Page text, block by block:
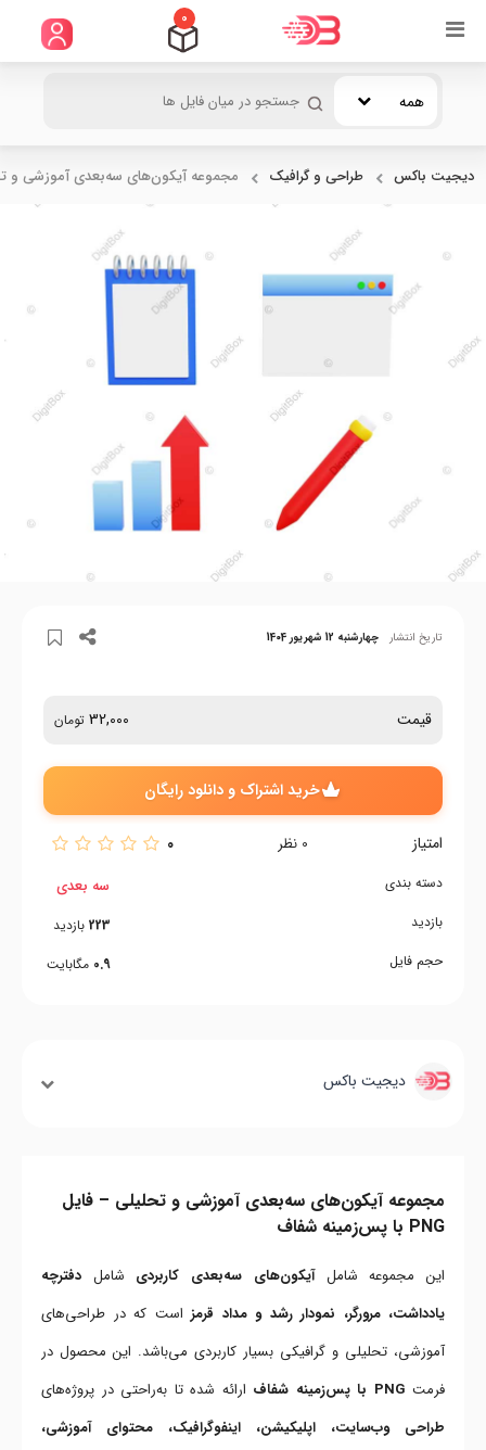
0
همه
دیجیت باکس طراحی و گرافیک مجموعه آیکون‌های سه‌بعدی آموزشی و
تاریخ انتشار چهارشنبه 12 شهریور 1404
قیمت 32,000 تومان
خرید اشتراک و دانلود رایگان
امتیاز 0 نظر 0
دسته بندی
بازدید
حجم فایل
سه بعدی
223 بازدید
0.9 مگابایت
دیجیت باکس
مجموعه آیکون‌های سه‌بعدی آموزشی و تحلیلی – فایل
PNG با پس‌زمینه شفاف
این مجموعه شاملآیکون‌های سه‌بعدی کاربردی شامل دفترچه
یادداشت، مرورگر، نمودار رشد و مداد قرمزاست که در طراحی‌های
آموزشی، تحلیلی و گرافیکی بسیار کاربردی می‌باشد. این محصول در
فرمت PNG با پس‌زمینه شفاف
ارائه شده تا به‌راحتی در پروژه‌های
طراحی وب‌سایت، اپلیکیشن، اینفوگرافیک، محتوای آموزشی،